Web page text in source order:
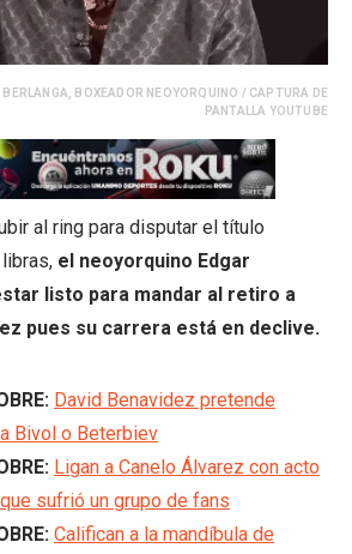
BERLANGA, BOXEADOR NEOYORQUINO / CAPTURA DE
PANTALLA YOUTUBE
al ring para disputar el título
el neoyorquino Edgar
listo para mandar al retiro a
pues su carrera está en declive.
David Benavidez pretende
Bivol o Beterbiev
Ligan a Canelo Álvarez con acto
sufrió un grupo de fans
Califican a la mandíbula de